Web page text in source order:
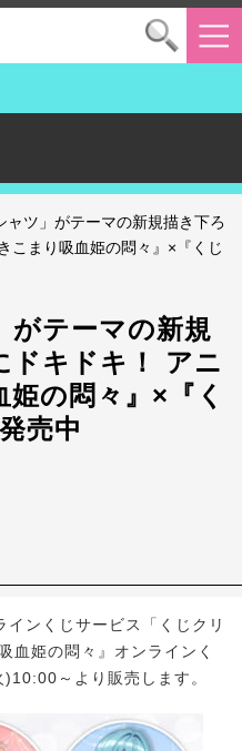
ャツ」がテーマの新規描き下ろ
こまり吸血姫の悶々』×『くじ
がテーマの新規
ドキドキ！ アニ
の悶々』×『く
売中
ンくじサービス「くじクリ
血姫の悶々』オンラインく
～より販売します。